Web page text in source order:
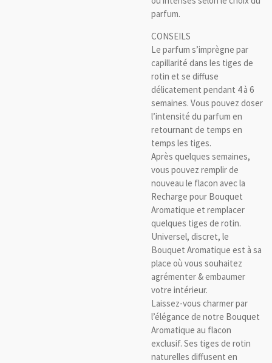
parfum.
CONSEILS
Le parfum s’imprègne par
capillarité dans les tiges de
rotin et se diffuse
délicatement pendant 4 à 6
semaines. Vous pouvez doser
l’intensité du parfum en
retournant de temps en
temps les tiges.
Après quelques semaines,
vous pouvez remplir de
nouveau le flacon avec la
Recharge pour Bouquet
Aromatique et remplacer
quelques tiges de rotin.
Universel, discret, le
Bouquet Aromatique est à sa
place où vous souhaitez
agrémenter & embaumer
votre intérieur.
Laissez-vous charmer par
l’élégance de notre Bouquet
Aromatique au flacon
exclusif. Ses tiges de rotin
naturelles diffusent en